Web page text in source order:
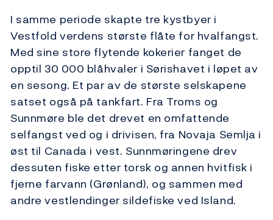
I samme periode skapte tre kystbyer i
Vestfold verdens største flåte for hvalfangst.
Med sine store flytende kokerier fanget de
opptil 30 000 blåhvaler i Sørishavet i løpet av
en sesong. Et par av de største selskapene
satset også på tankfart. Fra Troms og
Sunnmøre ble det drevet en omfattende
selfangst ved og i drivisen, fra Novaja Semlja i
øst til Canada i vest. Sunnmøringene drev
dessuten fiske etter torsk og annen hvitfisk i
fjerne farvann (Grønland), og sammen med
andre vestlendinger sildefiske ved Island.